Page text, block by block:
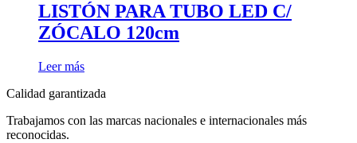
LISTÓN PARA TUBO LED C/
ZÓCALO 120cm
Leer más
Calidad garantizada
Trabajamos con las marcas nacionales e internacionales más
reconocidas.